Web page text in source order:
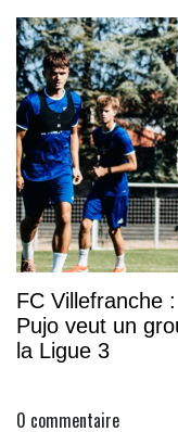
FC Villefranche
Pujo veut un
la Ligue 3
0 commentaire